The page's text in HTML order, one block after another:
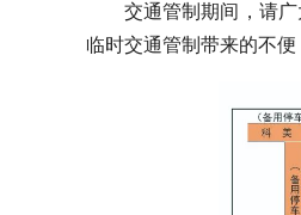
交通管制期间，请
临时交通管制带来的不便